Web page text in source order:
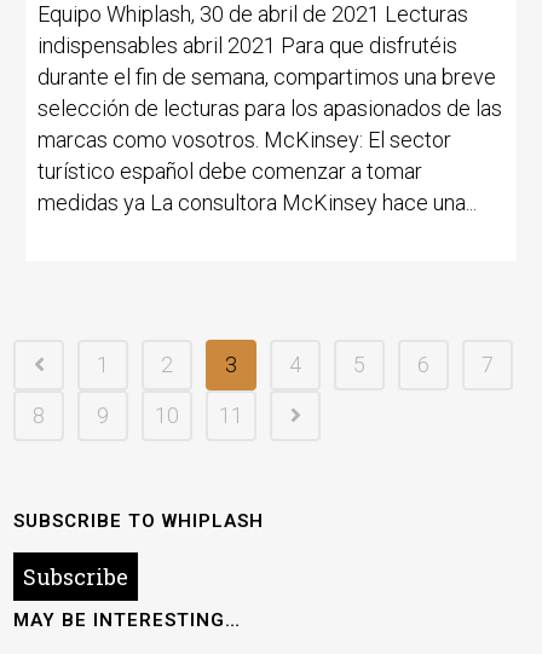
Equipo Whiplash, 30 de abril de 2021 Lecturas
indispensables abril 2021 Para que disfrutéis
durante el fin de semana, compartimos una breve
selección de lecturas para los apasionados de las
marcas como vosotros. McKinsey: El sector
turístico español debe comenzar a tomar
medidas ya La consultora McKinsey hace una...
1 2 3 4 5 6
7
8
9 10 11
SUBSCRIBE TO WHIPLASH
Subscribe
MAY BE INTERESTING…